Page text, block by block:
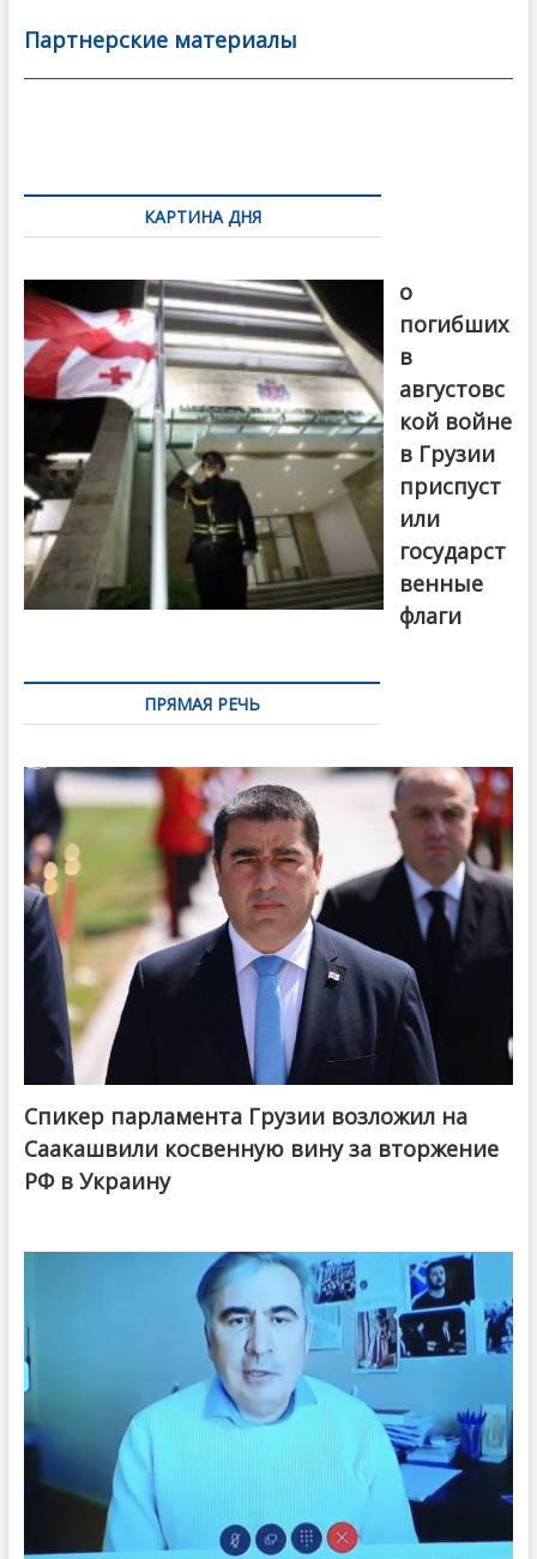
b
o
er l
а
в
Партнерские материалы
по
записямКАРТИНА ДНЯ
о
погибших
в
августовс
кой войне
в Грузии
приспуст
или
государст
венные
флаги
ПРЯМАЯ РЕЧЬ
Спикер парламента Грузии возложил на
Саакашвили косвенную вину за вторжение
РФ в Украину